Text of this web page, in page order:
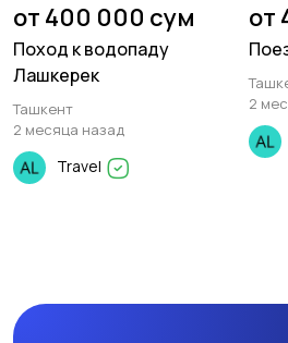
от 400 000 сум
Поход к водопаду
Лашкерек
Ташкент
2 месяца назад
Travel
от
2